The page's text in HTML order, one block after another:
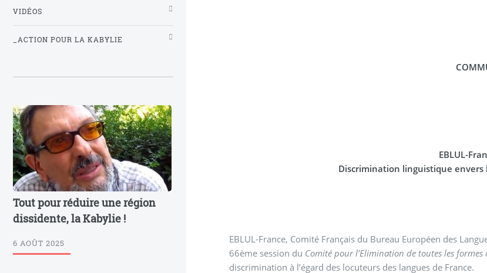
EBLUL-
Discrimination linguistique envers
EBLUL-France, Comité Français du Bureau Européen des
66ème session du Comité pour l’Elimination de toutes les
discrimination à l’égard des locuteurs des langues de France.
VIDÉOS
_ACTION POUR LA KABYLIE
Tout pour réduire une région
dissidente, la Kabylie !
6 AOÛT 2025